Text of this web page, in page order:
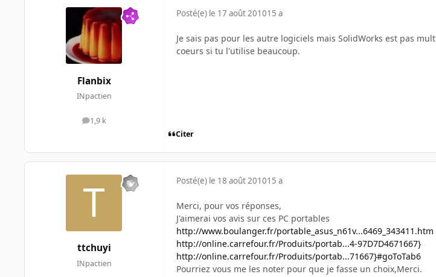
Flanbix
INpactien
1,9 k
messages
Posté(e) le 17 août 201015 a
Je sais pas pour les autre logiciels mais SolidWorks est pas
coeurs si tu l'utilise beaucoup.
Citer
ttchuyi
INpactien
Posté(e) le 18 août 201015 a
Merci, pour vos réponses,
J'aimerai vos avis sur ces PC portables
http://www.boulanger.fr/portable_asus_n61v...6469_343411.htm
http://online.carrefour.fr/Produits/portab...4-97D7D4671667}
http://online.carrefour.fr/Produits/portab...71667}#goToTab6
Pourriez vous me les noter pour que je fasse un choix,Merci.